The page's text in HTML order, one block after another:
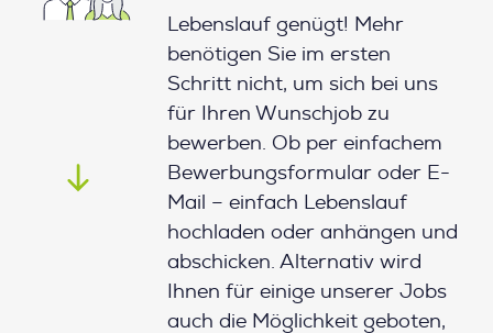
Lebenslauf genügt! Mehr
benötigen Sie im ersten
Schritt nicht, um sich bei uns
für Ihren Wunschjob zu
bewerben. Ob per einfachem
Bewerbungsformular oder E-
Mail – einfach Lebenslauf
hochladen oder anhängen und
abschicken. Alternativ wird
Ihnen für einige unserer Jobs
auch die Möglichkeit geboten,